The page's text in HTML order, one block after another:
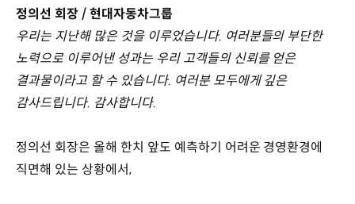
정의선 회장 / 현대자동차그룹
우리는 지난해 많은 것을 이루었습니다. 여러분들의 부단한
노력으로 이루어낸 성과는 우리 고객들의 신뢰를 얻은
결과물이라고 할 수 있습니다. 여러분 모두에게 깊은
감사드립니다. 감사합니다.
정의선 회장은 올해 한치 앞도 예측하기 어려운 경영환경에
직면해 있는 상황에서,